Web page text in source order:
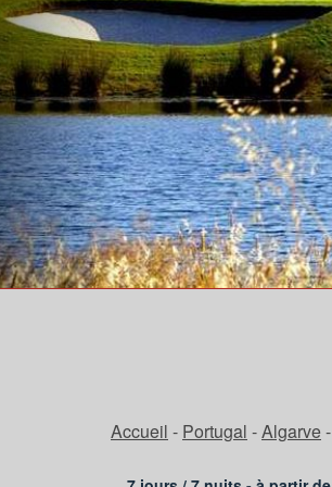
Accueil - Portugal -Algarve-